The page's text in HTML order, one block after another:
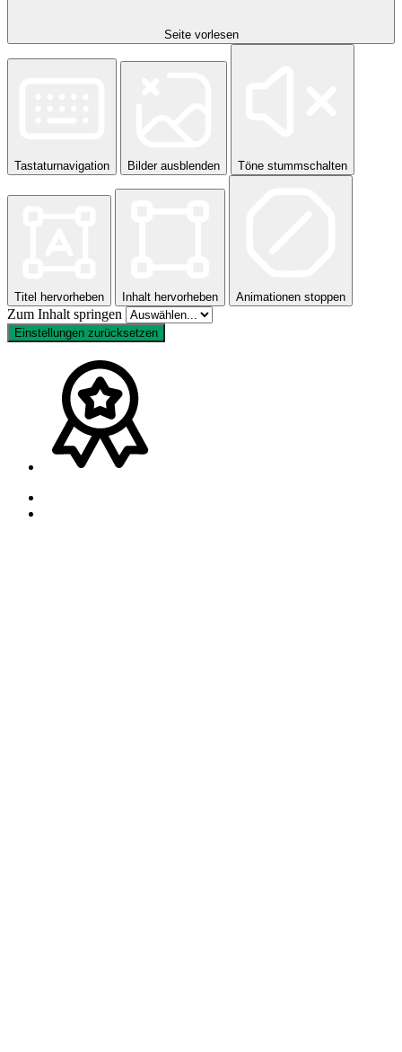
Seite vorlesen
Tastaturnavigation Bilder ausblenden Töne stummschalten
Titel hervorheben Inhalt hervorheben Animationen stoppen
Zum Inhalt springen
Einstellungen zurücksetzen